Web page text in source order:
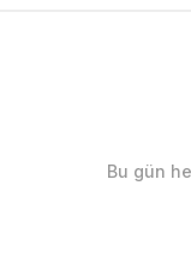
Bu gün